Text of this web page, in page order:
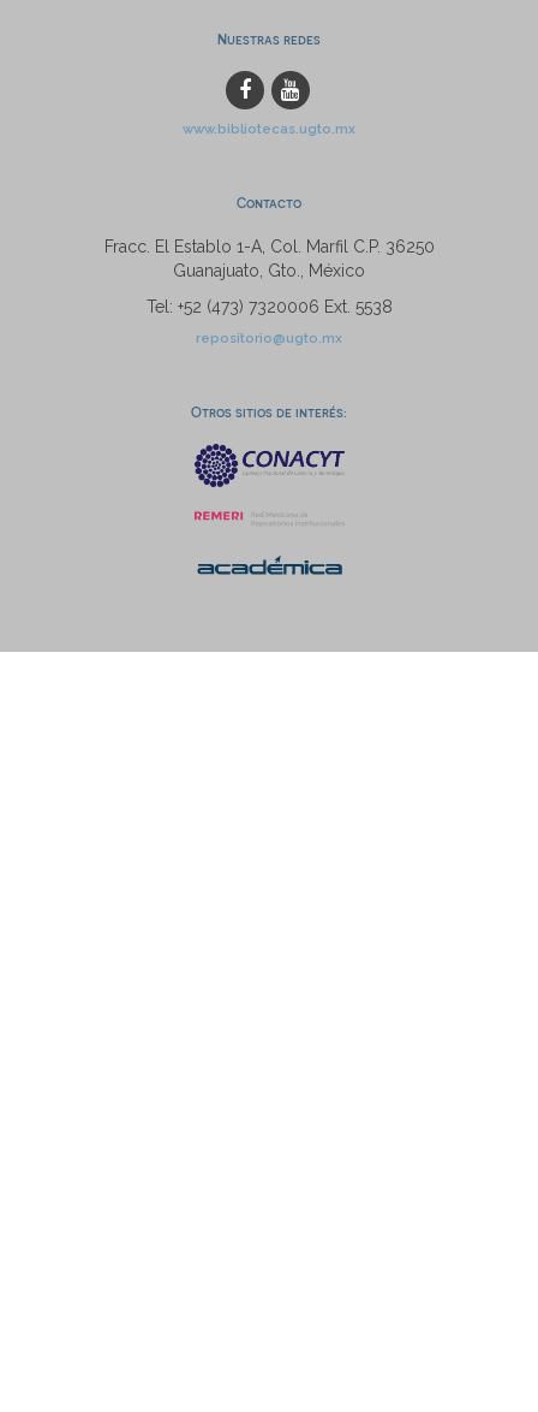
Nuestras redes
www.bibliotecas.ugto.mx
Contacto
Fracc. El Establo 1-A, Col. Marfil C.P. 36250
Guanajuato, Gto., México
Tel: +52 (473) 7320006 Ext. 5538
repositorio@ugto.mx
Otros sitios de interés: